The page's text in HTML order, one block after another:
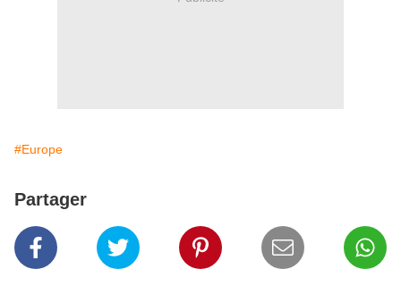
#Europe
Partager